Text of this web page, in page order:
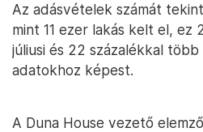
Az adásvételek számát
mint 11 ezer lakás kelt el, ez
júliusi és 22 százalékkal
adatokhoz képest.
A Duna House vezető